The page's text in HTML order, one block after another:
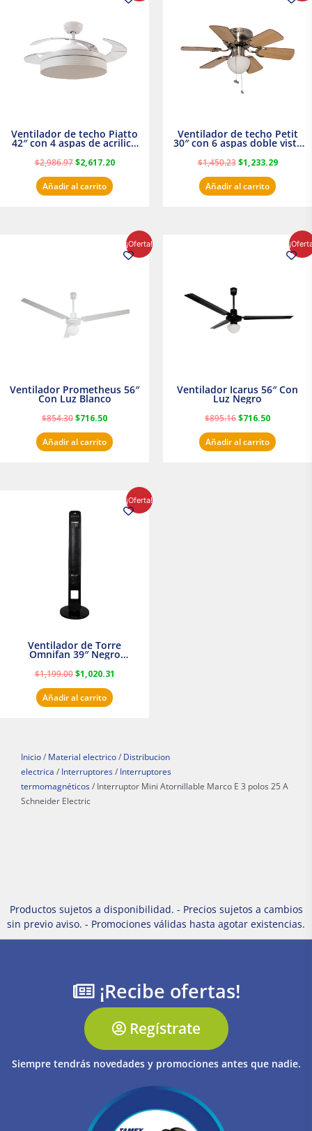
Ventilador de techo Piatto
42″ con 4 aspas de acrilico
transparente
$2,986.97
$2,986.97.
$2,617.20
actual
Añadir al carrito
Ventilador de techo Petit
30″ con 6 aspas doble vista
Satinado Masterfan
$1,450.23
$1,450.23.
$1,233.29
actual
Añadir al carrito
¡Oferta!
Ventilador Prometheus 56″
Con Luz Blanco
$854.30$716.50
precio
actual
Añadir al carrito
Ventilador Icarus 56″ Con
Luz Negro
$895.16$716.50
precio
actual
Añadir al carrito
¡Oferta!
Ventilador de Torre
Omnifan 39″ Negro
$1,199.00
original
era:
$1,020.31
precio
actual
Añadir al carrito
Inicio / Material electrico / Distribucion
electrica / Interruptores / Interruptores
termomagnéticos / Interruptor Mini Atornillable Marco E 3 polos 25 A
Schneider Electric
Productos sujetos a disponibilidad. - Precios sujetos a cambios
sin previo aviso. - Promociones válidas hasta agotar existencias.
¡Recibe ofertas!
Regístrate
Siempre tendrás novedades y promociones antes que nadie.